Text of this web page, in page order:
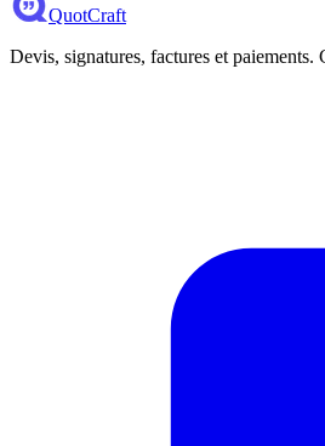
QuotCraft
Devis, signatures, factures et paiements.